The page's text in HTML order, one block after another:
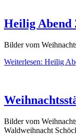
Heilig Abend
Bilder vom
Weiterlesen: Heilig
Bilder vom
Waldweihnacht